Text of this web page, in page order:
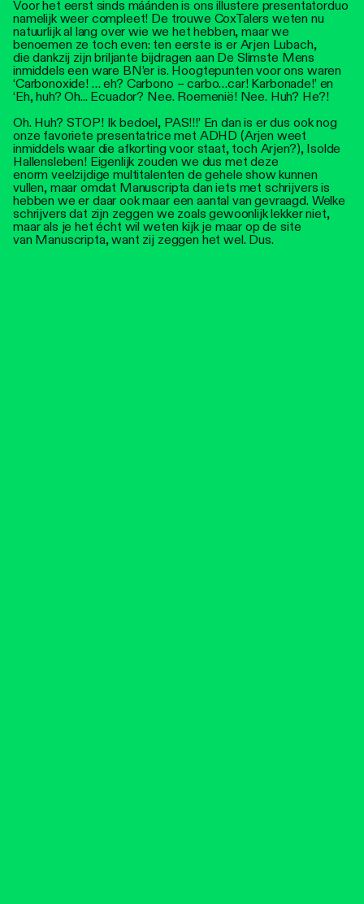
Voor het eerst sinds máánden is ons illustere presentatorduo
namelijk weer compleet! De trouwe CoxTalers weten nu
natuurlijk al lang over wie we het hebben, maar we
benoemen ze toch even: ten eerste is er Arjen Lubach,
die dankzij zijn briljante bijdragen aan De Slimste Mens
inmiddels een ware BN’er is. Hoogtepunten voor ons waren
‘Carbonoxide! … eh? Carbono – carbo…car! Karbonade!’ en
‘Eh, huh? Oh... Ecuador? Nee. Roemenië! Nee. Huh? He?!
Oh. Huh? STOP! Ik bedoel, PAS!!!’ En dan is er dus ook nog
onze favoriete presentatrice met ADHD (Arjen weet
inmiddels waar die afkorting voor staat, toch Arjen?), Isolde
Hallensleben! Eigenlijk zouden we dus met deze
enorm veelzijdige multitalenten de gehele show kunnen
vullen, maar omdat Manuscripta dan iets met schrijvers is
hebben we er daar ook maar een aantal van gevraagd. Welke
schrijvers dat zijn zeggen we zoals gewoonlijk lekker niet,
maar als je het écht wil weten kijk je maar op de site
van Manuscripta, want zij zeggen het wel. Dus.​